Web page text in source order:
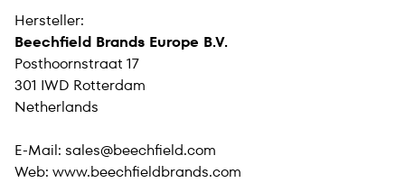
Hersteller:
Beechfield Brands Europe B.V.
Posthoornstraat 17
301 IWD Rotterdam
Netherlands
E-Mail: sales@beechfield.com
Web: www.beechfieldbrands.com